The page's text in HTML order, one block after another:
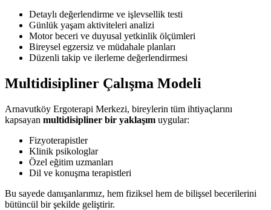
Detaylı değerlendirme ve işlevsellik testi
Günlük yaşam aktiviteleri analizi
Motor beceri ve duyusal yetkinlik ölçümleri
Bireysel egzersiz ve müdahale planları
Düzenli takip ve ilerleme değerlendirmesi
Multidisipliner Çalışma Modeli
Arnavutköy Ergoterapi Merkezi, bireylerin tüm ihtiyaçlarını
kapsayan multidisipliner bir yaklaşım uygular:
Fizyoterapistler
Klinik psikologlar
Özel eğitim uzmanları
Dil ve konuşma terapistleri
Bu sayede danışanlarımız, hem fiziksel hem de bilişsel becerilerini
bütüncül bir şekilde geliştirir.